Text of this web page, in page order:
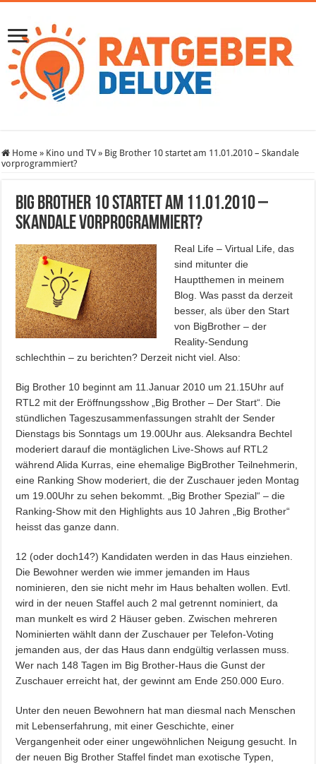
Home » Kino und TV » Big Brother 10 startet am 11.01.2010 – Skandale
vorprogrammiert?
Big Brother 10 startet am 11.01.2010 –
Skandale vorprogrammiert?
Real Life – Virtual Life, das
sind mitunter die
Hauptthemen in meinem
Blog. Was passt da derzeit
besser, als über den Start
von BigBrother – der
Reality-Sendung
schlechthin – zu berichten? Derzeit nicht viel. Also:
Big Brother 10 beginnt am 11.Januar 2010 um 21.15Uhr auf
RTL2 mit der Eröffnungsshow „Big Brother – Der Start“. Die
stündlichen Tageszusammenfassungen strahlt der Sender
Dienstags bis Sonntags um 19.00Uhr aus. Aleksandra Bechtel
moderiert darauf die montäglichen Live-Shows auf RTL2
während Alida Kurras, eine ehemalige BigBrother Teilnehmerin,
eine Ranking Show moderiert, die der Zuschauer jeden Montag
um 19.00Uhr zu sehen bekommt. „Big Brother Spezial“ – die
Ranking-Show mit den Highlights aus 10 Jahren „Big Brother“
heisst das ganze dann.
12 (oder doch14?) Kandidaten werden in das Haus einziehen.
Die Bewohner werden wie immer jemanden im Haus
nominieren, den sie nicht mehr im Haus behalten wollen. Evtl.
wird in der neuen Staffel auch 2 mal getrennt nominiert, da
man munkelt es wird 2 Häuser geben. Zwischen mehreren
Nominierten wählt dann der Zuschauer per Telefon-Voting
jemanden aus, der das Haus dann endgültig verlassen muss.
Wer nach 148 Tagen im Big Brother-Haus die Gunst der
Zuschauer erreicht hat, der gewinnt am Ende 250.000 Euro.
Unter den neuen Bewohnern hat man diesmal nach Menschen
mit Lebenserfahrung, mit einer Geschichte, einer
Vergangenheit oder einer ungewöhnlichen Neigung gesucht. In
der neuen Big Brother Staffel findet man exotische Typen,